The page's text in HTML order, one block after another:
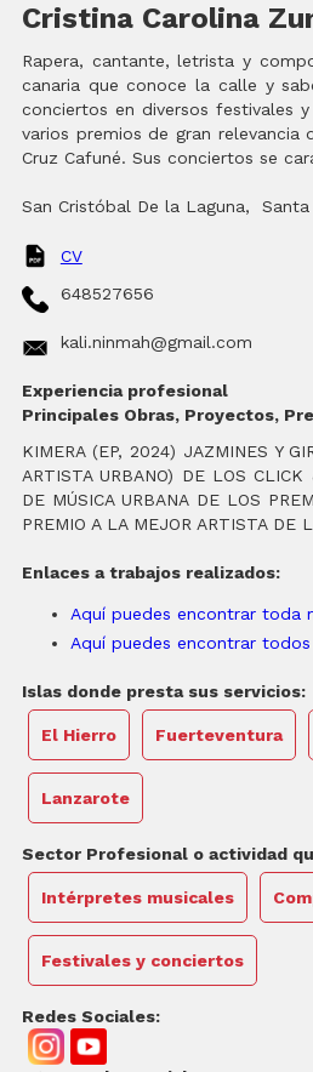
Cristina Carolina
Rapera, cantante, letrista y
canaria que conoce la calle y
conciertos en diversos festivales
varios premios de gran
Cruz Cafuné. Sus conciertos se
San Cristóbal De la Laguna,
CV
648527656
kali.ninmah@gmail.com
Experiencia profesional
Principales Obras, Proyectos,
KIMERA (EP, 2024) JAZMINES Y
ARTISTA URBANO) DE LOS
DE MÚSICA URBANA DE LOS
PREMIO A LA MEJOR ARTISTA DE
Enlaces a trabajos realizados:
Aquí puedes encontrar toda
Aquí puedes encontrar
Islas donde presta sus servicios:
El Hierro Fuerteventura
Lanzarote
Sector Profesional o actividad
Intérpretes musicales
Festivales y conciertos
Redes Sociales: